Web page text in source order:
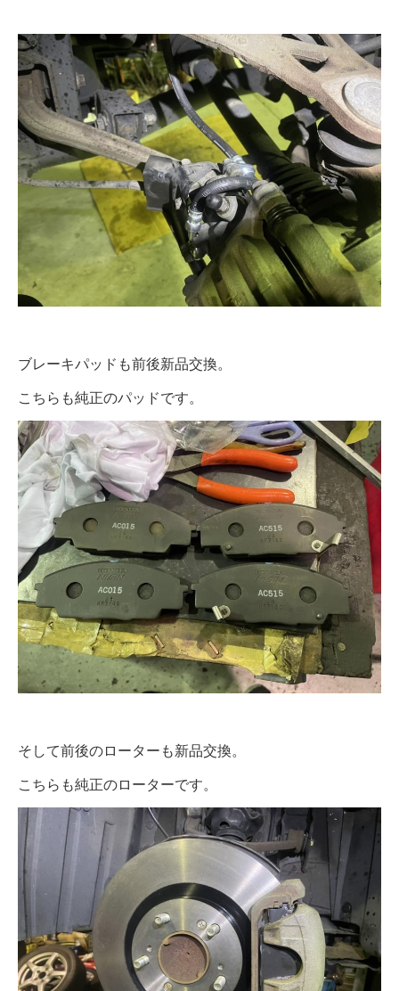
ブレーキパッドも前後新品交換。
こちらも純正のパッドです。
そして前後のローターも新品交換。
こちらも純正のローターです。